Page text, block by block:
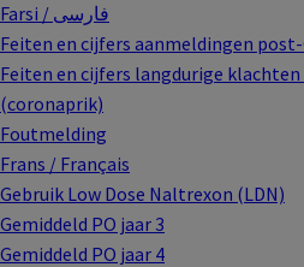
Farsi / فارسی
Feiten en cijfers aanmeldingen
Feiten en cijfers langdurige klachten
(coronaprik)
Foutmelding
Frans / Français
Gebruik Low Dose Naltrexon (LDN)
Gemiddeld PO jaar 3
Gemiddeld PO jaar 4